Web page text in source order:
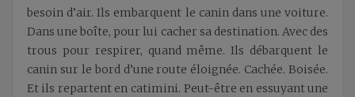
besoin d’air. Ils embarquent le canin dans une voiture.
Dans une boîte, pour lui cacher sa destination. Avec des
trous pour respirer, quand même. Ils débarquent le
canin sur le bord d’une route éloignée. Cachée. Boisée.
Et ils repartent en catimini. Peut-être en essuyant une